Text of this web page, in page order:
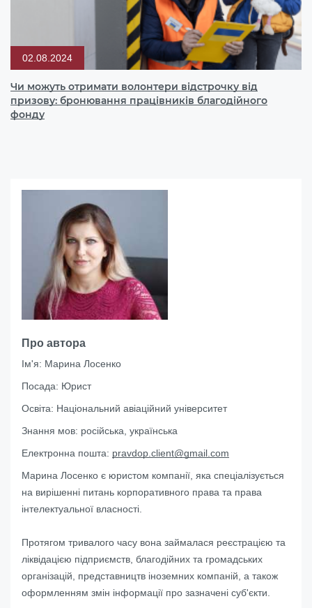
02.08.2024
Чи можуть отримати волонтери відстрочку від
призову: бронювання працівників благодійного
фонду
Про автора
Ім'я: Марина Лосенко
Посада: Юрист
Освіта: Національний авіаційний університет
Знання мов: російська, українська
Електронна пошта: pravdop.client@gmail.com
Марина Лосенко є юристом компанії, яка спеціалізується
на вирішенні питань корпоративного права та права
інтелектуальної власності.
Протягом тривалого часу вона займалася реєстрацією та
ліквідацією підприємств, благодійних та громадських
організацій, представництв іноземних компаній, а також
оформленням змін інформації про зазначені суб'єкти.